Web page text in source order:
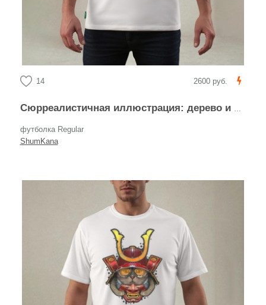
14 2600 руб.
Сюрреалистичная иллюстрация: дерево и винтажный автомобиль
футболка Regular
ShumKana